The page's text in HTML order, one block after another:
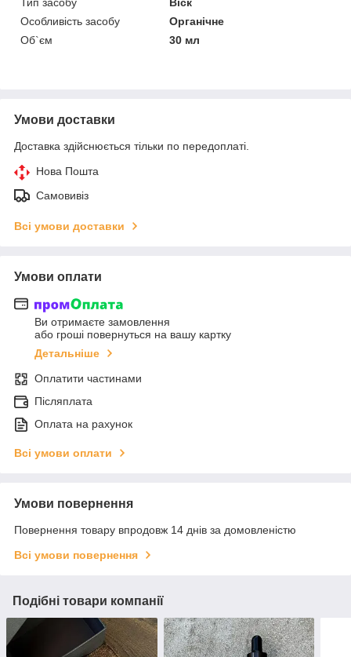
Особливість засобу
Органічне
Об`єм
30 мл
Умови доставки
Доставка здійснюється тільки по передоплаті.
Нова Пошта
Самовивіз
Всі умови доставки
Умови оплати
Ви отримаєте замовлення
або гроші повернуться на вашу картку
Детальніше
Оплатити частинами
Післяплата
Оплата на рахунок
Всі умови оплати
Умови повернення
Повернення товару впродовж 14 днів за домовленістю
Всі умови повернення
Подібні товари компанії